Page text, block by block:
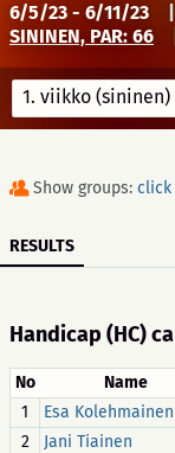
6/5/23 - 6/11/23
SININEN, PAR: 66
1. viikko (sininen)
Show groups: click
RESULTS
Handicap (HC)
No Name
1
Esa Kolehmainen
2
Jani Tiainen